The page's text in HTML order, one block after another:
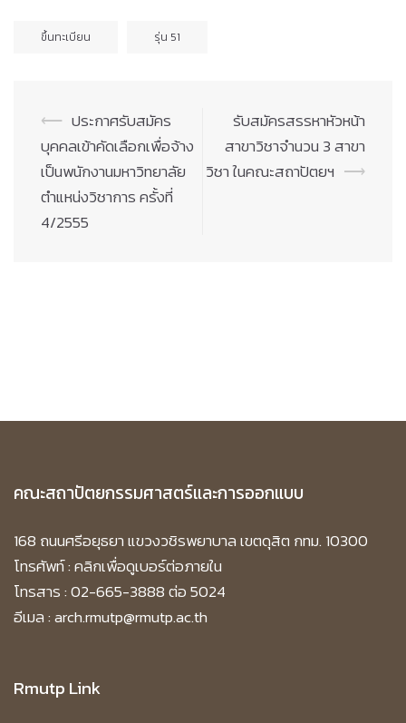
ขึ้นทะเบียน รุ่น 51
Post
navigation
⟵ ประกาศรับสมัคร
บุคคลเข้าคัดเลือกเพื่อจ้าง
เป็นพนักงานมหาวิทยาลัย
ตำแหน่งวิชาการ ครั้งที่
4/2555
รับสมัครสรรหาหัวหน้า
สาขาวิชาจำนวน 3 สาขา
วิชา ในคณะสถาปัตยฯ ⟶
คณะสถาปัตยกรรมศาสตร์และการออกแบบ
168 ถนนศรีอยุธยา แขวงวชิรพยาบาล เขตดุสิต กทม. 10300
โทรศัพท์ :คลิกเพื่อดูเบอร์ต่อภายใน
โทรสาร : 02-665-3888 ต่อ 5024
อีเมล : arch.rmutp@rmutp.ac.th
Rmutp Link